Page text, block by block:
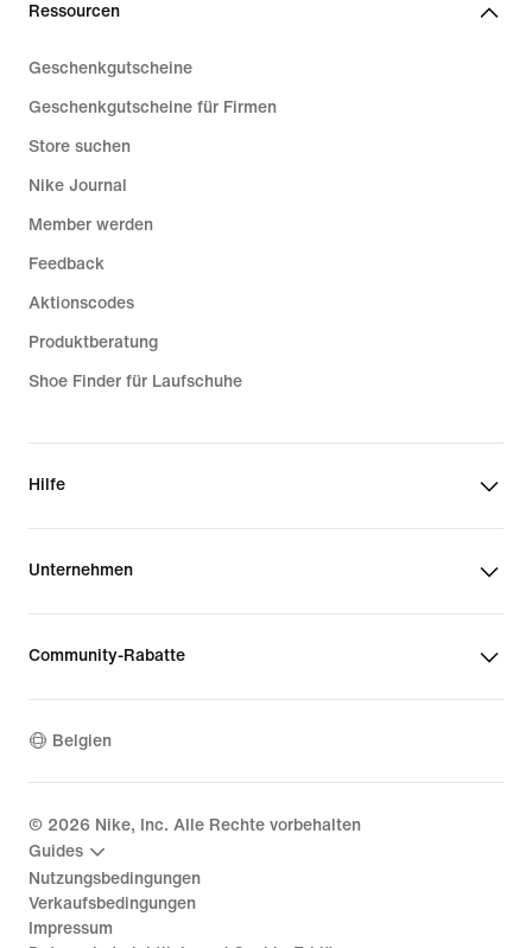
Ressourcen
Geschenkgutscheine
Geschenkgutscheine für Firmen
Store suchen
Nike Journal
Member werden
Feedback
Aktionscodes
Produktberatung
Shoe Finder für Laufschuhe
Hilfe
Unternehmen
Community-Rabatte
Belgien
© 2026 Nike, Inc. Alle Rechte vorbehalten
Guides
Nutzungsbedingungen
Verkaufsbedingungen
Impressum